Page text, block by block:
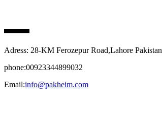
Adress: 28-KM Ferozepur Road,Lahore Pakistan
phone:00923344899032
Email:info@pakheim.com